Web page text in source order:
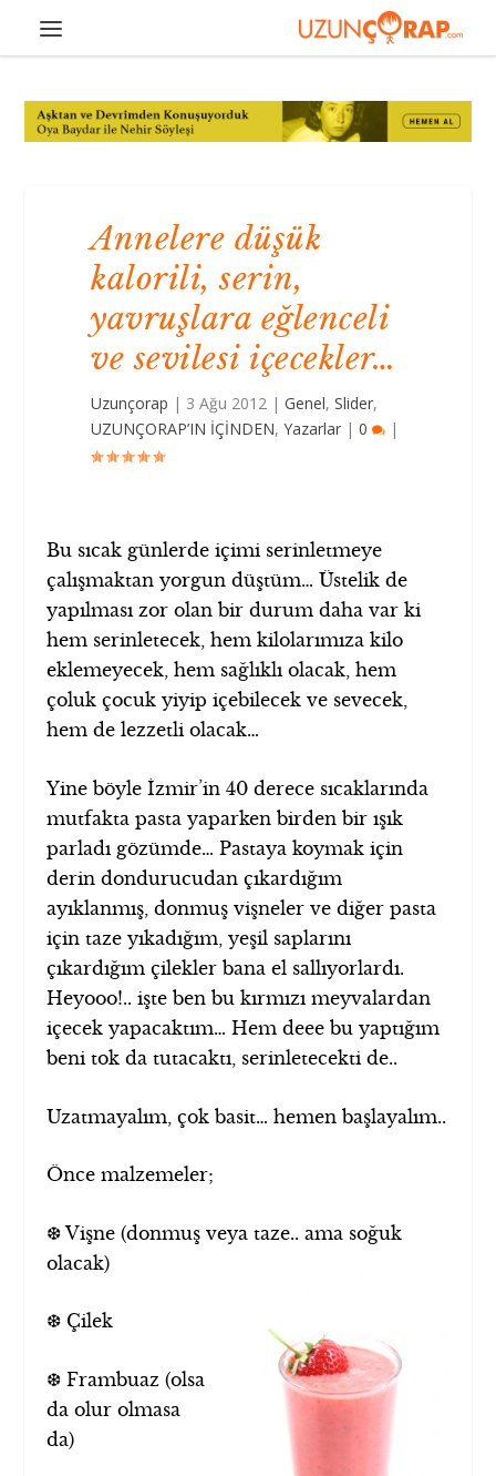
Annelere düşük
kalorili, serin,
yavruşlara eğlenceli
ve sevilesi içecekler…
Uzunçorap | 3 Ağu 2012 |Genel,Slider,
UZUNÇORAP’IN İÇİNDEN,Yazarlar |0 |
Bu sıcak günlerde içimi serinletmeye
çalışmaktan yorgun düştüm… Üstelik de
yapılması zor olan bir durum daha var ki
hem serinletecek, hem kilolarımıza kilo
eklemeyecek, hem sağlıklı olacak, hem
çoluk çocuk yiyip içebilecek ve sevecek,
hem de lezzetli olacak…
Yine böyle İzmir’in 40 derece sıcaklarında
mutfakta pasta yaparken birden bir ışık
parladı gözümde… Pastaya koymak için
derin dondurucudan çıkardığım
ayıklanmış, donmuş vişneler ve diğer pasta
için taze yıkadığım, yeşil saplarını
çıkardığım çilekler bana el sallıyorlardı.
Heyooo!.. işte ben bu kırmızı meyvalardan
içecek yapacaktım… Hem deee bu yaptığım
beni tok da tutacaktı, serinletecekti de..
Uzatmayalım, çok basit… hemen başlayalım..
Önce malzemeler;
❆ Vişne (donmuş veya taze.. ama soğuk
olacak)
❆ Çilek
❆ Frambuaz (olsa
da olur olmasa
da)